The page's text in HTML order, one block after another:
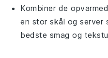
Kombiner de
en stor skål og server
bedste smag og